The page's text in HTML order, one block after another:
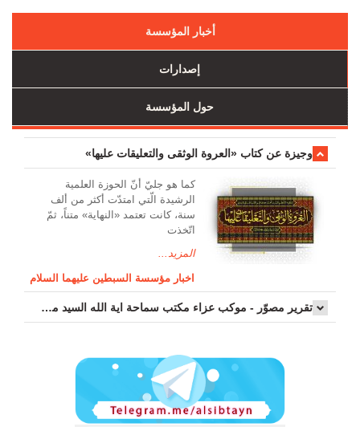
أخبار المؤسسة
إصدارات
حول المؤسسة
وجیزة عن کتاب «العروة الوثقی والتعلیقات علیها»
کما هو جليّ أنّ الحوزة العلمیة
الرشیدة الّتي امتدّت أكثر من ألف
سنة، كانت تعتمد «النهاية» متناً، ثمّ
اتّخذت
المزيد...
اخبار مؤسسة السبطين عليهما السلام
تقرير مصوّر - موكب عزاء مکتب سماحة اية الله السيد مرتضى الموسوي الاصفهاني في يوم إستشهاد السيدة فاطم...